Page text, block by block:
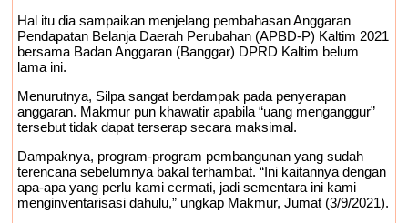
Hal itu dia sampaikan menjelang pembahasan Anggaran
Pendapatan Belanja Daerah Perubahan (APBD-P) Kaltim 2021
bersama Badan Anggaran (Banggar) DPRD Kaltim belum
lama ini.
Menurutnya, Silpa sangat berdampak pada penyerapan
anggaran. Makmur pun khawatir apabila “uang menganggur”
tersebut tidak dapat terserap secara maksimal.
Dampaknya, program-program pembangunan yang sudah
terencana sebelumnya bakal terhambat. “Ini kaitannya dengan
apa-apa yang perlu kami cermati, jadi sementara ini kami
menginventarisasi dahulu,” ungkap Makmur, Jumat (3/9/2021).